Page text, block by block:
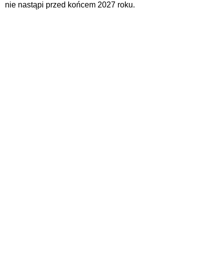
nie nastąpi przed końcem 2027 roku.